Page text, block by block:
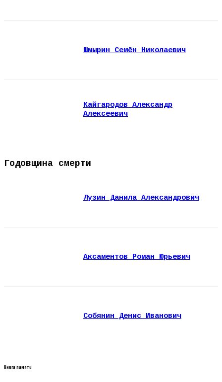
Шмырин Семён Николаевич
Кайгародов Александр
Алексеевич
Годовщина смерти
Лузин Данила Александрович
Аксаментов Роман Юрьевич
Собянин Денис Иванович
Книга памяти